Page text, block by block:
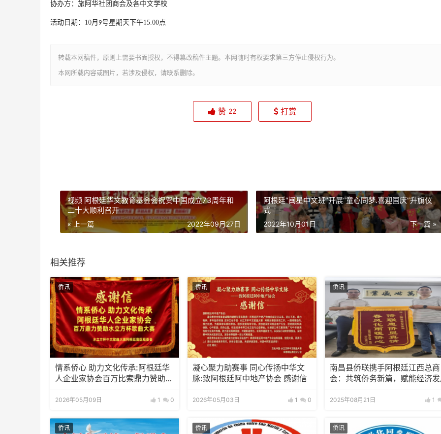
协办方：旅阿华社团商会及各中文学校
活动日期： 10月 9号星期天 下午15.00点
转载本网稿件，原则上需要书面授权，不得篡改稿件主题。本网随时有权要求第三方停止侵权行为。
本网所载内容或图片，若涉及侵权，请联系删除。
赞 22 打赏
视频 阿根廷华文教育基金会祝贺中国成立73周年和
二十大顺利召开
« 上一篇 2022年09月27日
阿根廷“闽星中文班”开展“童心同梦.喜迎国庆”升旗仪
式
下一篇 »
2022年10月01日
相关推荐
侨讯
情系侨心 助力文化传承:阿根廷华
人企业家协会百万比索鼎力赞助水
2026年05月09日 1 0
侨讯
凝心聚力助赛事 同心传扬中华文
脉:致阿根廷阿中地产协会 感谢信
2026年05月03日 1 0
侨讯
南昌县侨联携手阿根廷江西总商
会：共筑侨务新篇，赋能经济
2025年08月21日 1
侨讯 侨讯 侨讯